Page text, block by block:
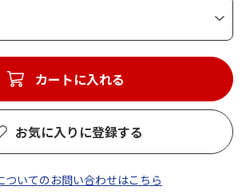
カートに入れる
お気に入りに登録する
ついてのお問い合わせはこちら